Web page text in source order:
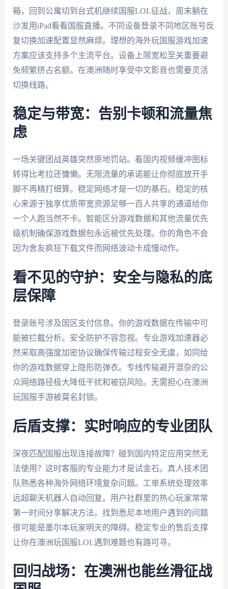
箱，回到公寓切到台式机继续国服LOL征战，周末躺在
沙发用iPad看看国服直播。不同设备登录不同地区账号反
复切换加速配置显然麻烦。理想的海外玩国服游戏加速
方案应该支持多个主流平台。设备上限宽松至关重要避
免频繁挤占名额。在澳洲随时享受中文影音也需要灵活
切换线路。
稳定与带宽：告别卡顿和流量焦
虑
一场关键团战英雄突然原地罚站。看国内视频缓冲图标
转得比考拉还慵懒。无限流量的承诺能让你彻底放开手
脚不再精打细算。稳定网络才是一切的基石。稳定的核
心来源于独享优质带宽资源足够一百人共享的通道给你
一个人跑当然不卡。智能区分游戏数据和其他流量优先
级机制确保游戏数据包永远被优先处理。你的角色不会
因为舍友疯狂下载文件而网络波动卡成慢动作。
看不见的守护：安全与隐私的底
层保障
登录账号涉及国区支付信息。你的游戏数据在传输中可
能被拦截分析。安全防护不容忽视。专业游戏加速器必
然采取高强度加密协议确保传输过程安全无虞，如同给
你的游戏数据穿上隐形防弹衣。专线传输避开混杂的公
众网络路径极大降低干扰和被窃风险。无需担心在澳洲
玩国服手游被莫名封锁。
后盾支撑：实时响应的专业团队
深夜匹配国服出现连接故障？碰到国内特定应用突然无
法使用？这时客服的专业能力才是试金石。真人技术团
队熟悉各种海外网络环境复杂问题。工单系统处理效率
远超聊天机器人自动回复。用户社群里的热心玩家常常
第一时间分享解决方法。找到悉尼本地用户遇到的问题
很可能是墨尔本玩家明天的障碍。稳定专业的售后支撑
让你在澳洲玩国服LOL遇到难题也有路可寻。
回归战场：在澳洲也能丝滑征战